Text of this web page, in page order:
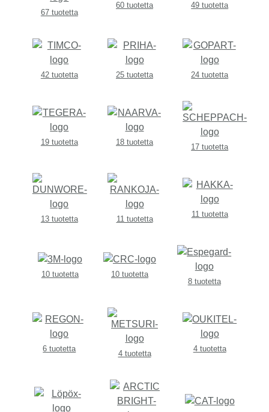
67 tuotetta
60 tuotetta 49 tuotetta
42 tuotetta 25 tuotetta 24 tuotetta
19 tuotetta 18 tuotetta
17 tuotetta
13 tuotetta 11 tuotetta
11 tuotetta
10 tuotetta
10 tuotetta
8 tuotetta
6 tuotetta
4 tuotetta
4 tuotetta